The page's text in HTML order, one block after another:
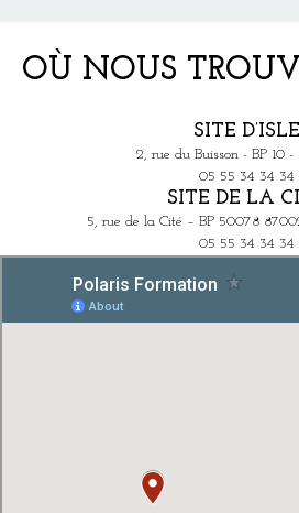
OÙ NOUS
SITE D’ISLE
2, rue du Buisson - BP 10 -
05 55 34 34 34
SITE DE LA
5, rue de la Cité – BP 50078
05 55 34 34 34